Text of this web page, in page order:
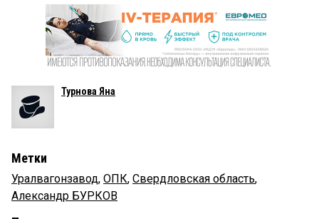
Турнова Яна
Метки
Уралвагонзавод, ОПК, Свердловская область,
Александр БУРКОВ